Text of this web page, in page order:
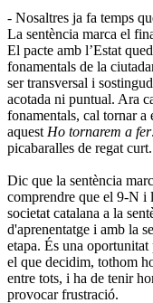
- Nosaltres ja fa temps
La sentència marca el
El pacte amb l’Estat
fonamentals de la
ser transversal i
acotada ni puntual. Ara
fonamentals, cal tornar
aquest Ho tornarem a fer
picabaralles de regat curt.
Dic que la sentència
comprendre que el 9-N i
societat catalana a la
d'aprenentatge i amb la
etapa. És una
el que decidim, tothom
entre tots, i ha de tenir
provocar frustració.